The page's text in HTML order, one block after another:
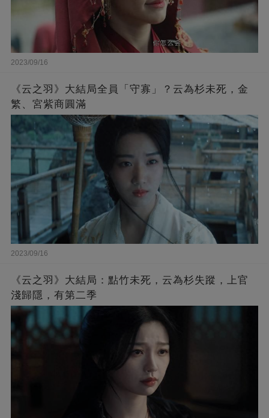
2023/09/16
《云之羽》大結局全員「守寡」？云為杉未死，金
繁、宮紫商圓滿
2023/09/16
《云之羽》大結局：點竹未死，云為杉失蹤，上官
淺歸隱，有第二季